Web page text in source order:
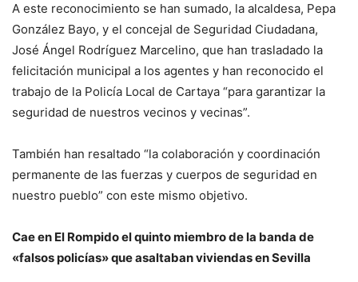
A este reconocimiento se han sumado, la alcaldesa, Pepa
González Bayo, y el concejal de Seguridad Ciudadana,
José Ángel Rodríguez Marcelino, que han trasladado la
felicitación municipal a los agentes y han reconocido el
trabajo de la Policía Local de Cartaya “para garantizar la
seguridad de nuestros vecinos y vecinas”.
También han resaltado “la colaboración y coordinación
permanente de las fuerzas y cuerpos de seguridad en
nuestro pueblo” con este mismo objetivo.
Cae en El Rompido el quinto miembro de la banda de
«falsos policías» que asaltaban viviendas en Sevilla